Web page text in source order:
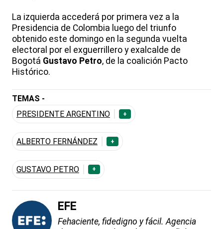
La izquierda accederá por primera vez a la
Presidencia de Colombia luego del triunfo
obtenido este domingo en la segunda vuelta
electoral por el exguerrillero y exalcalde de
Bogotá Gustavo Petro, de la coalición Pacto
Histórico.
TEMAS -
PRESIDENTE ARGENTINO
+
ALBERTO FERNÁNDEZ +
GUSTAVO PETRO +
EFE
Fehaciente, fidedigno y fácil. Agencia